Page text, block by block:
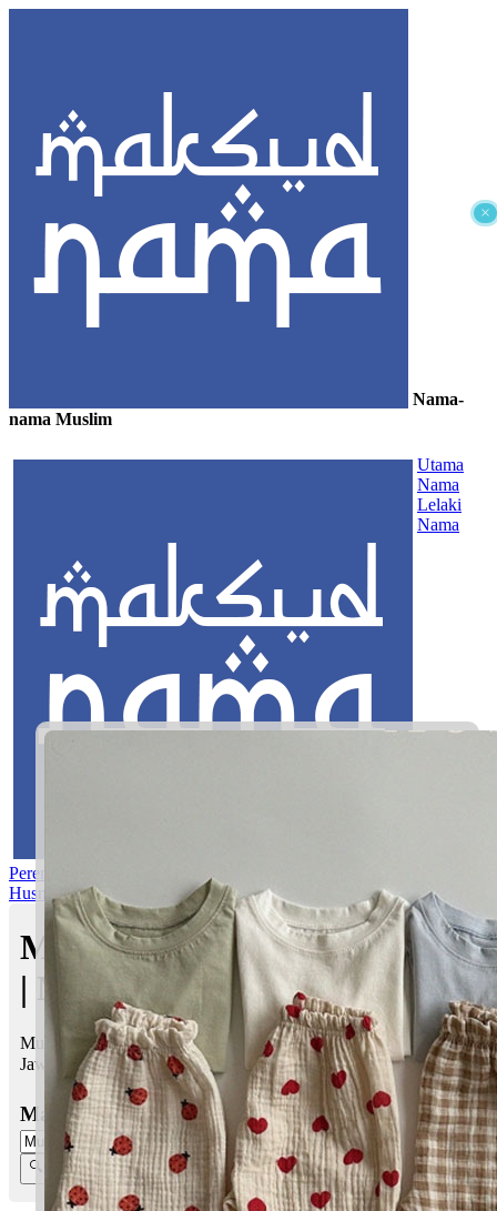
×
Nama-
nama Muslim
Utama
Nama
Lelaki
Nama
Perempuan
Husna
Mom's Club
Maksud nama Muazzir Ehsan
| Maksud Nama dalam Islam
Muazzir Ehsan bermaksud Penolong, penyokong; Kehebatan
Jawi:
موعزر احسن
Masukkan Nama: